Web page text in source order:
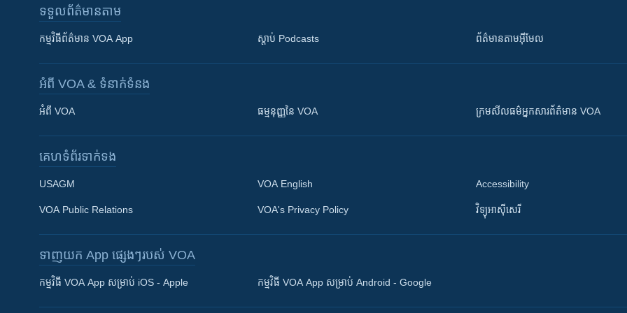
Khmer English
ទទួល​ព័ត៌មាន​តាម
កម្មវិធី​ព័ត៌មាន VOA App ស្តាប់ Podcasts ព័ត៌មាន​តាម​អ៊ីមែល
អំពី​ VOA & ទំនាក់ទំនង
អំពី​ VOA ធម្មនុញ្ញ​នៃ VOA ក្រម​​​សីលធម៌​​​អ្នក​​​សារព័ត៌មាន VOA
គេហទំព័រ​​ទាក់ទង
USAGM
VOA Public Relations
VOA English
VOA's Privacy Policy
Accessibility
វិទ្យុ​អាស៊ី​សេរី
ទាញយក​ App ផ្សេងៗ​របស់​ VOA
កម្មវិធី​ VOA App សម្រាប់ iOS - Apple កម្មវិធី​ VOA App សម្រាប់ Android - Google